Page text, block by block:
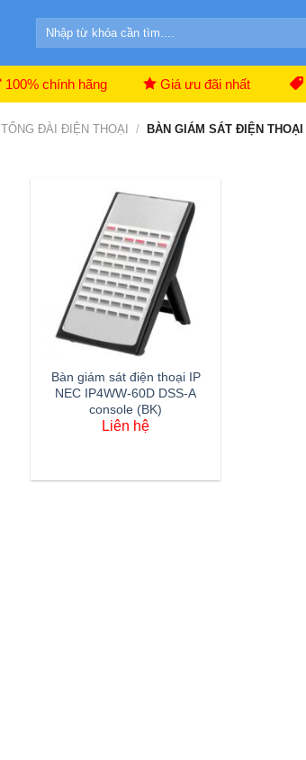
Search
100% chính hãng Giá ưu đãi nhất
TỔNG ĐÀI ĐIỆN THOẠI / BÀN GIÁM SÁT ĐIỆN THOẠI
Bàn giám sát điện thoại IP
NEC IP4WW-60D DSS-A
console (BK)
Liên hệ